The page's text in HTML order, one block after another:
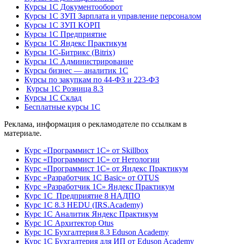
Курсы 1С Документооборот
Курсы 1С ЗУП Зарплата и управление персоналом
Курсы 1С ЗУП КОРП
Курсы 1С Предприятие
Курсы 1С Яндекс Практикум
Курсы 1С-Битрикс (Bitrix)
Курсы 1С Администрирование
Курсы бизнес — аналитик 1С
Курсы по закупкам по 44‑ФЗ и 223‑ФЗ
Курсы 1С Розница 8.3
Курсы 1С Склад
Бесплатные курсы 1С
Реклама, информация о рекламодателе по ссылкам в
материале.
Курс «Программист 1С» от Skillbox
Курс «Программист 1С» от Нетологии
Курс «Программист 1С» от Яндекс Практикум
Курс «Разработчик 1С Basic» от OTUS
Курс «Разработчик 1С» Яндекс Практикум
Курс 1С Предприятие 8 НАДПО
Курс 1С 8.3 HEDU (IRS.Academy)
Курс 1С Аналитик Яндекс Практикум
Курс 1С Архитектор Otus
Курс 1С Бухгалтерия 8.3 Eduson Academy
Курс 1С Бухгалтерия для ИП от Eduson Academy